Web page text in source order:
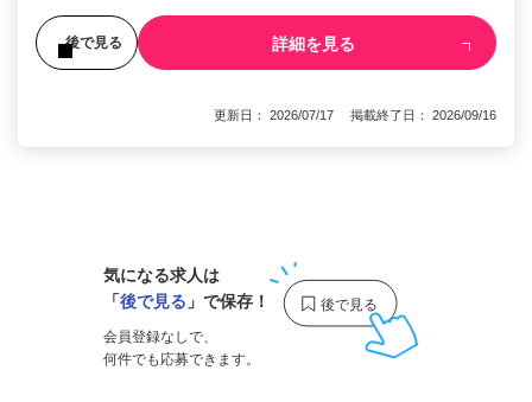
後で見る 詳細を見る
更新日： 2026/07/17 掲載終了日： 2026/09/16
気になる求人は
「後で見る 」で保存！
会員登録なしで、
何件でも応募できます。